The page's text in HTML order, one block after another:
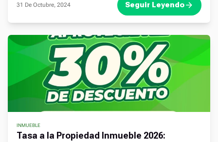
31 De Octubre, 2024 Seguir Leyendo
INMUEBLE
Tasa a la Propiedad Inmueble 2026: